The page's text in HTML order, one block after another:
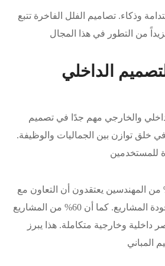
وذكاء. تصاميم الفلل الفاخرة تتبع
الداخلي
والخارجي مهم جدًا في تصميم
في خلق توازن بين الجماليات والوظيفة.
تظهر أن 75% من المهندسين يعتقدون أن التعاون مع
مصممي الديكور يعزز جودة المشاريع. كما أن 60% من المشاريع
داخلية وخارجية متكاملة. هذا يبرز